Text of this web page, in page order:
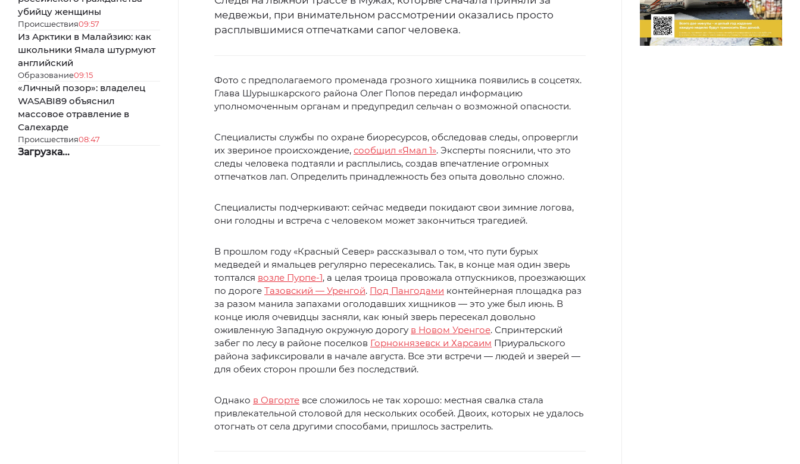
убийцу женщины
Происшествия09:57
Из Арктики в Малайзию: как
школьники Ямала штурмуют
английский
Образование09:15
«Личный позор»: владелец
WASABI89 объяснил
массовое отравление в
Салехарде
Происшествия08:47
Загрузка...
медвежьи, при внимательном рассмотрении оказались просто
расплывшимися отпечатками сапог человека.
Фото с предполагаемого променада грозного хищника появились в соцсетях.
Глава Шурышкарского района Олег Попов передал информацию
уполномоченным органам и предупредил сельчан о возможной опасности.
Специалисты службы по охране биоресурсов, обследовав следы, опровергли
их звериное происхождение, сообщил «Ямал 1». Эксперты пояснили, что это
следы человека подтаяли и расплылись, создав впечатление огромных
отпечатков лап. Определить принадлежность без опыта довольно сложно.
Специалисты подчеркивают: сейчас медведи покидают свои зимние логова,
они голодны и встреча с человеком может закончиться трагедией.
В прошлом году «Красный Север» рассказывал о том, что пути бурых
медведей и ямальцев регулярно пересекались. Так, в конце мая один зверь
топтался возле Пурпе-1, а целая троица провожала отпускников, проезжающих
по дороге Тазовский — Уренгой. Под Пангодами контейнерная площадка раз
за разом манила запахами оголодавших хищников — это уже был июнь. В
конце июля очевидцы засняли, как юный зверь пересекал довольно
оживленную Западную окружную дорогу в Новом Уренгое. Спринтерский
забег по лесу в районе поселков Горнокнязевск и Харсаим Приуральского
района зафиксировали в начале августа. Все эти встречи — людей и зверей —
для обеих сторон прошли без последствий.
Однако в Овгорте все сложилось не так хорошо: местная свалка стала
привлекательной столовой для нескольких особей. Двоих, которых не удалось
отогнать от села другими способами, пришлось застрелить.